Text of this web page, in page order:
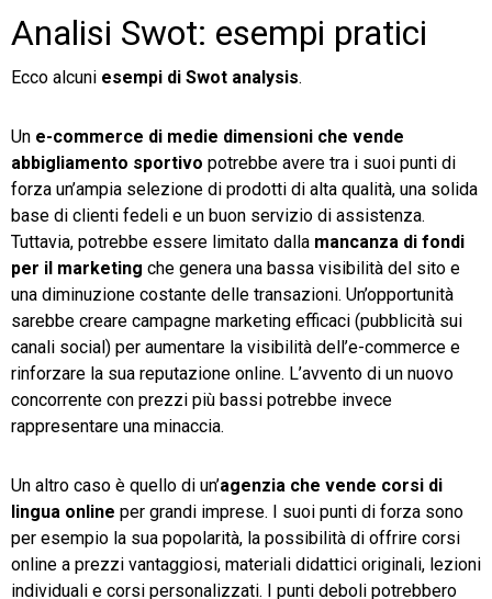
Analisi Swot: esempi pratici
Ecco alcuni esempi di Swot analysis.
Un e-commerce di medie dimensioni che vende
abbigliamento sportivo potrebbe avere tra i suoi punti di
forza un’ampia selezione di prodotti di alta qualità, una solida
base di clienti fedeli e un buon servizio di assistenza.
Tuttavia, potrebbe essere limitato dalla mancanza di fondi
per il marketing che genera una bassa visibilità del sito e
una diminuzione costante delle transazioni. Un’opportunità
sarebbe creare campagne marketing efficaci (pubblicità sui
canali social) per aumentare la visibilità dell’e-commerce e
rinforzare la sua reputazione online. L’avvento di un nuovo
concorrente con prezzi più bassi potrebbe invece
rappresentare una minaccia.
Un altro caso è quello di un’agenzia che vende corsi di
lingua online per grandi imprese. I suoi punti di forza sono
per esempio la sua popolarità, la possibilità di offrire corsi
online a prezzi vantaggiosi, materiali didattici originali, lezioni
individuali e corsi personalizzati. I punti deboli potrebbero